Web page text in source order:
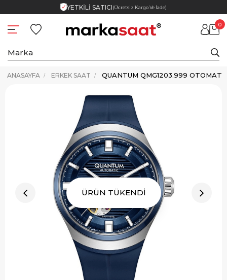
YETKİLİ SATICI(Ücretsiz Kargo Ve İade)
0
ANASAYFA ERKEK SAAT QUANTUM QMG1203.999
ÜRÜN TÜKENDİ